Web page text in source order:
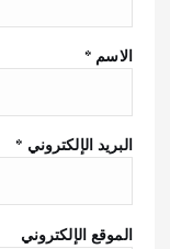
الاسم *
البريد الإلكتروني *
الموقع الإلكتروني